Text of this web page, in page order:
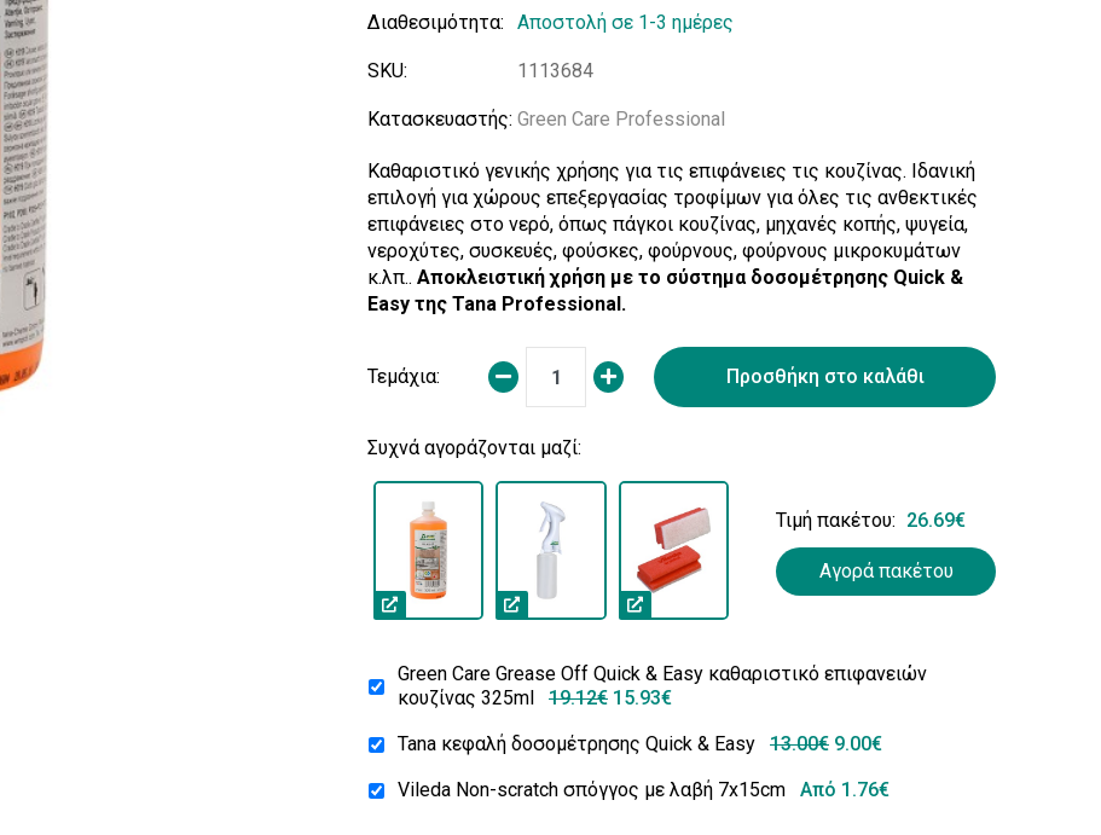
Διαθεσιμότητα: Αποστολή σε 1-3 ημέρες
SKU: 1113684
Κατασκευαστής: Green Care Professional
Καθαριστικό γενικής χρήσης για τις επιφάνειες τις κουζίνας. Ιδανική
επιλογή για χώρους επεξεργασίας τροφίμων για όλες τις ανθεκτικές
επιφάνειες στο νερό, όπως πάγκοι κουζίνας, μηχανές κοπής, ψυγεία,
νεροχύτες, συσκευές, φούσκες, φούρνους, φούρνους μικροκυμάτων
κ.λπ.. Αποκλειστική χρήση με το σύστημα δοσομέτρησης Quick &
Easy της Tana Professional.
Τεμάχια: Προσθήκη στο καλάθι
Συχνά αγοράζονται μαζί:
Green Care Grease Off Quick & Easy καθαριστικό επιφανειών
κουζίνας 325ml
19.12€ 15.93€
Tana κεφαλή δοσομέτρησης Quick & Easy
13.00€ 9.00€
Vileda Non-scratch σπόγγος με λαβή 7x15cm
Από 1.76€
Τιμή πακέτου: 26.69€
Αγορά πακέτου